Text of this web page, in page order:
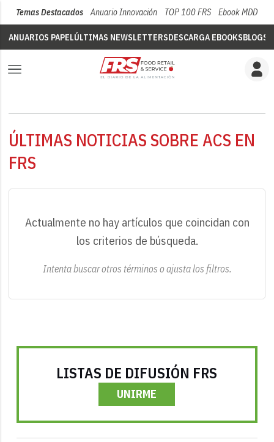
Temas Destacados Anuario Innovación TOP 100 FRS Ebook MDD
ANUARIOS PAPELÚLTIMAS NEWSLETTERSDESCARGA EBOOKSBLOGS
ÚLTIMAS NOTICIAS SOBRE ACS EN
FRS
Actualmente no hay artículos que coincidan con
los criterios de búsqueda.
Intenta buscar otros términos o ajusta los filtros.
LISTAS DE DIFUSIÓN FRS
UNIRME